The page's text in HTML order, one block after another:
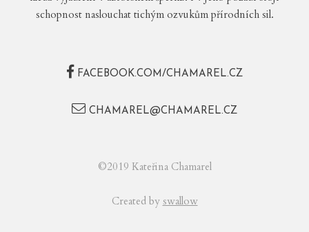
schopnost naslouchat tichým ozvukům přírodních sil.
FACEBOOK.COM/CHAMAREL.CZ
CHAMAREL@CHAMAREL.CZ
©2019 Kateřina Chamarel
Created by swallow